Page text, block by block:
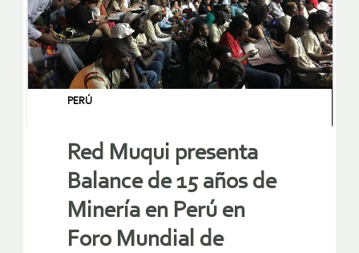
PERÚ
Red Muqui presenta
Balance de 15 años de
Minería en Perú en
Foro Mundial de